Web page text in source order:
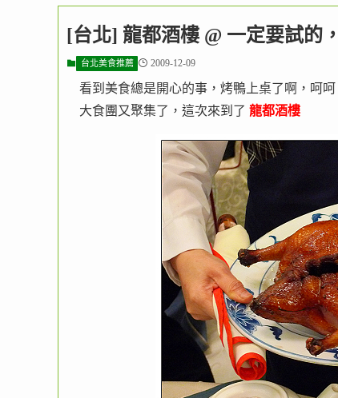
[台北] 龍都酒樓 @ 一定要試的
台北美食推薦 2009-12-09
看到美食總是開心的事，烤鴨上桌了啊，呵
大食團又聚集了，這次來到了 龍都酒樓